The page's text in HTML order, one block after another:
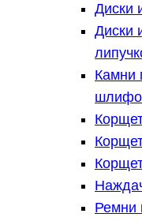
Диски
Диски
Камни
Ремни